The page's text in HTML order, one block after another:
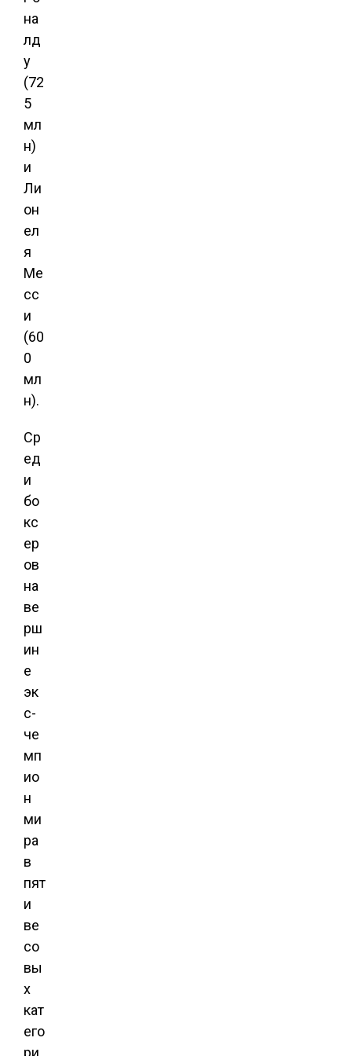
на
лд
у
(72
5
мл
н)
и
Ли
он
ел
я
Ме
сс
и
(60
0
мл
н).
Ср
ед
и
бо
кс
ер
ов
на
ве
рш
ин
е
эк
с-
че
мп
ио
н
ми
ра
в
пят
и
ве
со
вы
х
кат
его
ри